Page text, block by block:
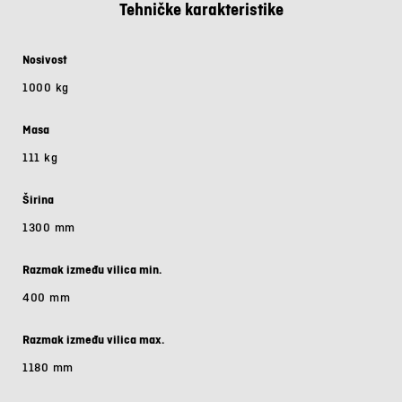
Tehničke karakteristike
Nosivost
1000 kg
Masa
111 kg
Širina
1300 mm
Razmak između vilica min.
400 mm
Razmak između vilica max.
1180 mm